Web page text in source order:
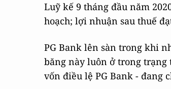
Luỹ kế 9 tháng đầu năm
hoạch; lợi nhuận sau thuế
PG Bank lên sàn trong khi
băng này luôn ở trong trạng
vốn điều lệ PG Bank - đang